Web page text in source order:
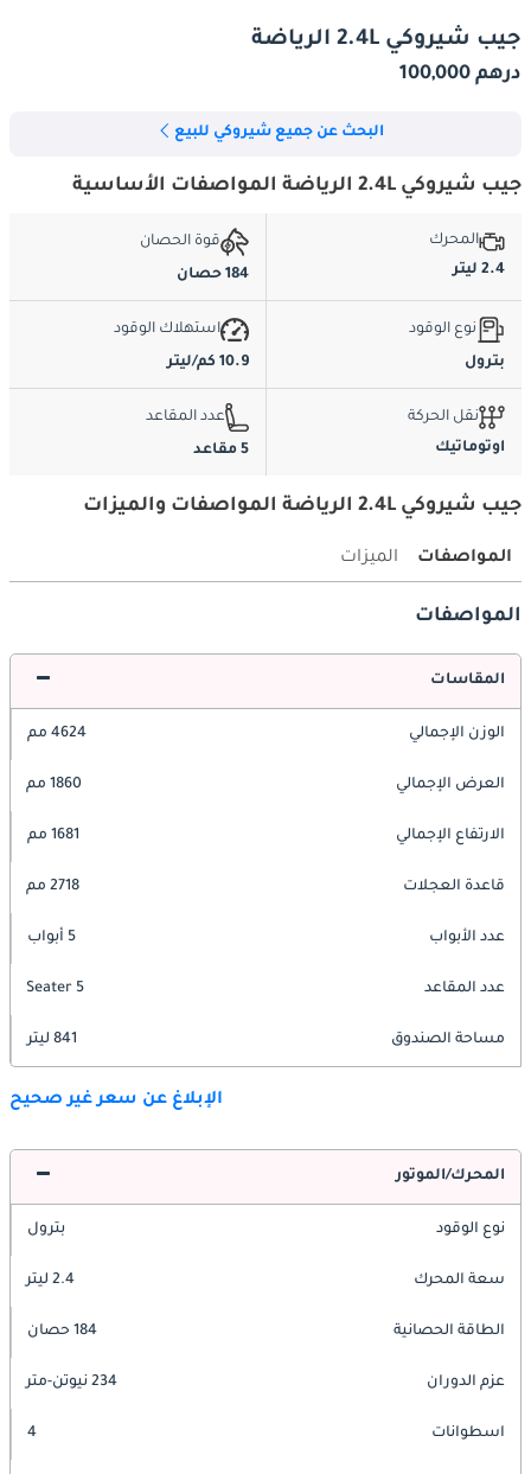
جيب شيروكي 2.4L الرياضة
درهم 100,000
البحث عن جميع شيروكي للبيع
جيب شيروكي 2.4L الرياضة المواصفات الأساسية
المحرك
2.4 ليتر
قوة الحصان
184 حصان
نوع الوقود
بترول
استهلاك الوقود
10.9 كم/ليتر
نقل الحركة
اوتوماتيك
عدد المقاعد
5 مقاعد
جيب شيروكي 2.4L الرياضة المواصفات والميزات
المواصفات الميزات
المواصفات
المقاسات
الوزن الإجمالي 4624 مم
العرض الإجمالي 1860 مم
الارتفاع الإجمالي 1681 مم
قاعدة العجلات 2718 مم
عدد الأبواب 5 أبواب
عدد المقاعد 5 Seater
مساحة الصندوق 841 ليتر
الإبلاغ عن سعر غير صحيح
المحرك/الموتور
نوع الوقود بترول
سعة المحرك 2.4 ليتر
الطاقة الحصانية 184 حصان
عزم الدوران 234 نيوتن-متر
اسطوانات 4